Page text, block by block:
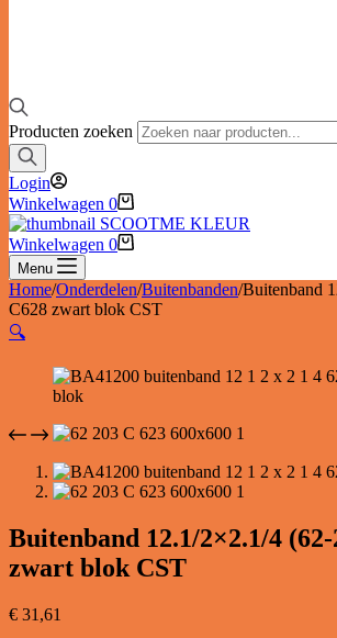
Producten zoeken
Login
Winkelwagen 0
Winkelwagen 0
Menu
Home/Onderdelen/Buitenbanden/Buitenband
C628 zwart blok CST
🔍
Buitenband 12.1/2×2.1/4
zwart blok CST
€ 31,61